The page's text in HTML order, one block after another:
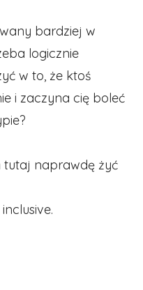
bardziej w
logicznie
w to, że ktoś
i zaczyna cię boleć
tutaj naprawdę żyć